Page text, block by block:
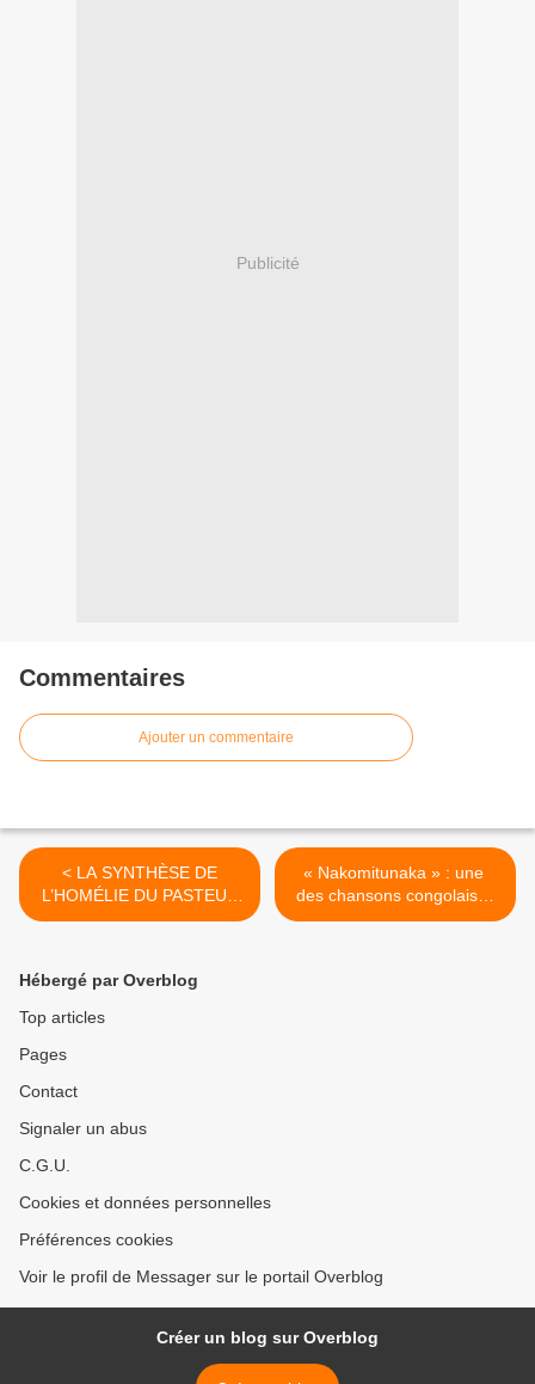
Publicité
Commentaires
Ajouter un commentaire
< LA SYNTHÈSE DE
L’HOMÉLIE DU PASTEUR
EKOFO.
« Nakomitunaka » : une
des chansons congolaises
les plus interprétées. >
Hébergé par Overblog
Top articles
Pages
Contact
Signaler un abus
C.G.U.
Cookies et données personnelles
Préférences cookies
Voir le profil de Messager sur le portail Overblog
Créer un blog sur Overblog